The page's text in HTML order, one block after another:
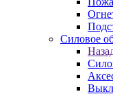
Силовое